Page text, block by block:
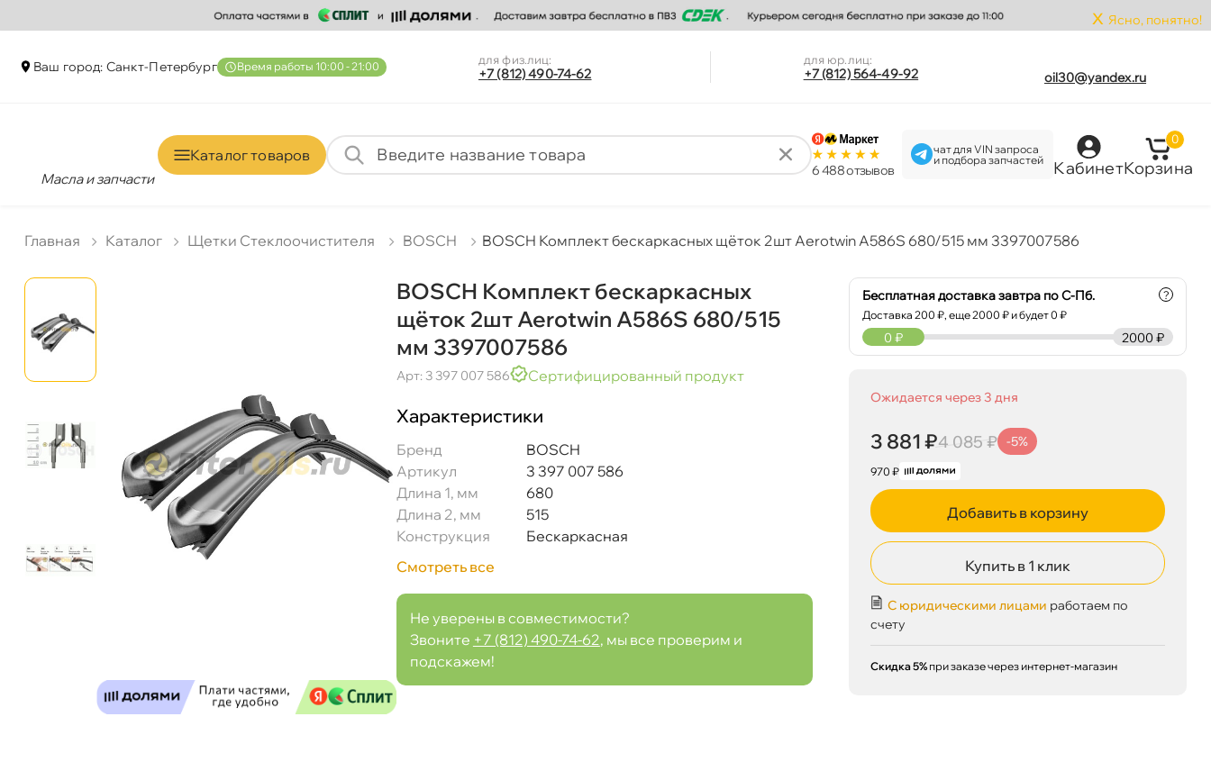
x Ясно, понятно!
аш город: Санкт-Петербур ремя работы 10:00 - 21:00 для физ.лиц:
+7 (812) 490-74-62
для юр.лиц:
+7 (812) 564-49-92 oil30@yandex.ru
Масла и запчасти
Каталог товаро
6 488 отзыво
чат для VIN запроса
и подбора запчастей
Кабинет
0
Корзина
Главная Катало Щетки Стеклоочистителя BOSCH BOSCH Комплект бескаркасных щёток 2шт Aerotwin A586S 680/515 мм 3397007586
BOSCH Комплект бескаркасных
щёток 2шт Aerotwin A586S 680/515
мм 3397007586
Арт: 3 397 007 586 Сертифицированный продукт
Характеристики
Бренд
BOSCH
Артикул
3 397 007 586
Длина 1, мм
680
Длина 2, мм
515
Конструкция
Бескаркасная
Смотреть все
Не уверены в совместимости?
Звоните +7 (812) 490-74-62, мы все проверим и
подскажем!
Бесплатная доставка завтра по С-Пб.
Доставка200 ₽, еще2000 ₽ и будет 0 ₽
?
2000 ₽
0 ₽
Ожидается через 3 дня
3 881 ₽4 085 ₽ -5%
970 ₽
Добавить в корзину
Купить в 1 клик
С юридическими лицами работаем по
счету
Скидка 5% при заказе через интернет-магазин